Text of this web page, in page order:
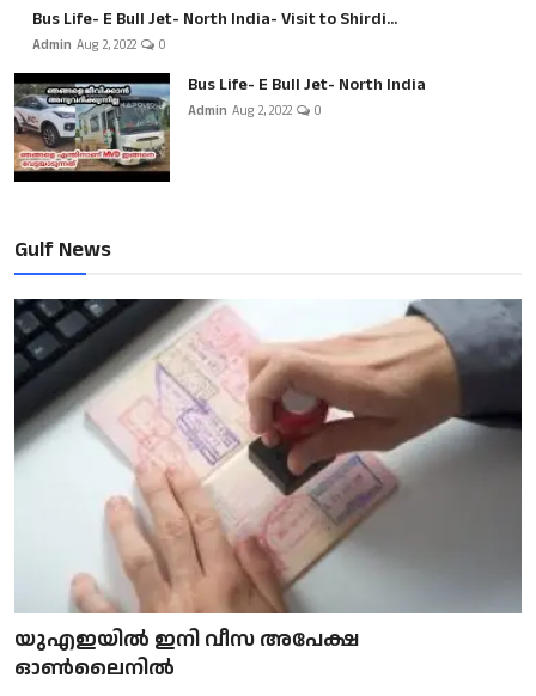
Bus Life- E Bull Jet- North India- Visit to Shirdi...
Admin Aug 2, 2022 0
Bus Life- E Bull Jet- North India
Admin Aug 2, 2022 0
Gulf News
യുഎഇയിൽ ഇനി വീസ അപേക്ഷ
ഓൺലൈനിൽ